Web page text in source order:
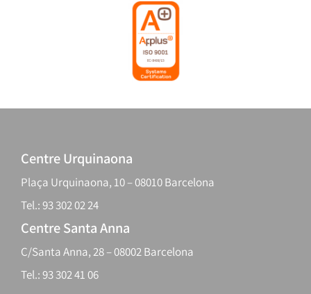
Centre Urquinaona
Plaça Urquinaona, 10 – 08010 Barcelona
Tel.: 93 302 02 24
Centre Santa Anna
C/Santa Anna, 28 – 08002 Barcelona
Tel.: 93 302 41 06